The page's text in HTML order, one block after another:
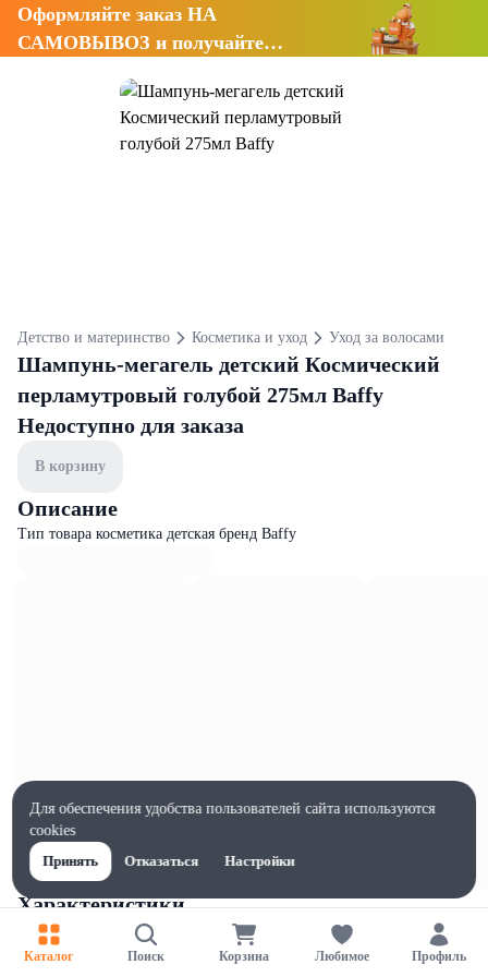
Оформляйте заказ НА
САМОВЫВОЗ и получайте
Детство и материнство Косметика и уход Уход за волосами
Шампунь-мегагель детский Космический
перламутровый голубой 275мл Baffy
Недоступно для заказа
В корзину
Описание
Тип товара косметика детская бренд Baffy
Характеристики
Ширина, мм
50
Каталог Поиск Корзина Любимое Профиль
Для обеспечения удобства пользователей сайта используются
cookies
Принять
Отказаться Настройки